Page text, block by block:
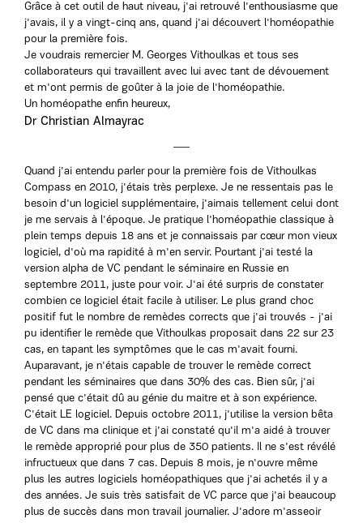
Grâce à cet outil de haut niveau, j'ai retrouvé l'enthousiasme que
j'avais, il y a vingt-cinq ans, quand j'ai découvert l'homéopathie
pour la première fois.
Je voudrais remercier M. Georges Vithoulkas et tous ses
collaborateurs qui travaillent avec lui avec tant de dévouement
et m'ont permis de goûter à la joie de l'homéopathie.
Un homéopathe enfin heureux,
Dr Christian Almayrac
Quand j'ai entendu parler pour la première fois de Vithoulkas
Compass en 2010, j'étais très perplexe. Je ne ressentais pas le
besoin d'un logiciel supplémentaire, j'aimais tellement celui dont
je me servais à l'époque. Je pratique l'homéopathie classique à
plein temps depuis 18 ans et je connaissais par cœur mon vieux
logiciel, d'où ma rapidité à m'en servir. Pourtant j'ai testé la
version alpha de VC pendant le séminaire en Russie en
septembre 2011, juste pour voir. J'ai été surpris de constater
combien ce logiciel était facile à utiliser. Le plus grand choc
positif fut le nombre de remèdes corrects que j'ai trouvés - j'ai
pu identifier le remède que Vithoulkas proposait dans 22 sur 23
cas, en tapant les symptômes que le cas m'avait fourni.
Auparavant, je n'étais capable de trouver le remède correct
pendant les séminaires que dans 30% des cas. Bien sûr, j'ai
pensé que c'était dû au génie du maitre et à son expérience.
C'était LE logiciel. Depuis octobre 2011, j'utilise la version bêta
de VC dans ma clinique et j'ai constaté qu'il m'a aidé à trouver
le remède approprié pour plus de 350 patients. Il ne s'est révélé
infructueux que dans 7 cas. Depuis 8 mois, je n'ouvre même
plus les autres logiciels homéopathiques que j'ai achetés il y a
des années. Je suis très satisfait de VC parce que j'ai beaucoup
plus de succès dans mon travail journalier. J'adore m'asseoir